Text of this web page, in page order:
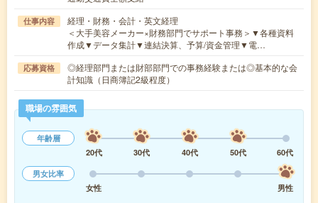
仕事内容
経理・財務・会計・英文経理
＜大手美容メーカー×財務部門でサポート事務＞▼各種資料
作成▼データ集計▼連結決算、予算/資金管理▼電…
応募資格
◎経理部門または財部部門での事務経験または◎基本的な会
計知識（日商簿記2級程度）
職場の雰囲気
年齢層
20代
30代 40代 50代
60代
男女比率
女性
男性